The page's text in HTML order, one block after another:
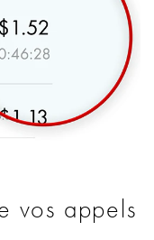
vos appels